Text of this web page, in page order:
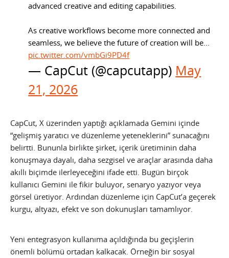
advanced creative and editing capabilities.
As creative workflows become more connected and
seamless, we believe the future of creation will be…
pic.twitter.com/vmbGi9PD4f
— CapCut (@capcutapp) May
21, 2026
CapCut, X üzerinden yaptığı açıklamada Gemini içinde
“gelişmiş yaratıcı ve düzenleme yeteneklerini” sunacağını
belirtti. Bununla birlikte şirket, içerik üretiminin daha
konuşmaya dayalı, daha sezgisel ve araçlar arasında daha
akıllı biçimde ilerleyeceğini ifade etti. Bugün birçok
kullanıcı Gemini ile fikir buluyor, senaryo yazıyor veya
görsel üretiyor. Ardından düzenleme için CapCut’a geçerek
kurgu, altyazı, efekt ve son dokunuşları tamamlıyor.
Yeni entegrasyon kullanıma açıldığında bu geçişlerin
önemli bölümü ortadan kalkacak. Örneğin bir sosyal